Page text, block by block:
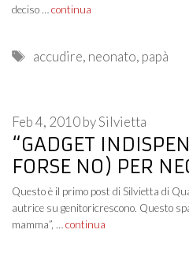
deciso … continua
Tags
accudire, neonato, papà
“GADGET
FORSE NO) PER
Feb 4, 2010bySilvietta
Questo è il primo post di Silvietta di
autrice su genitoricrescono. Questo
mamma”, …continua